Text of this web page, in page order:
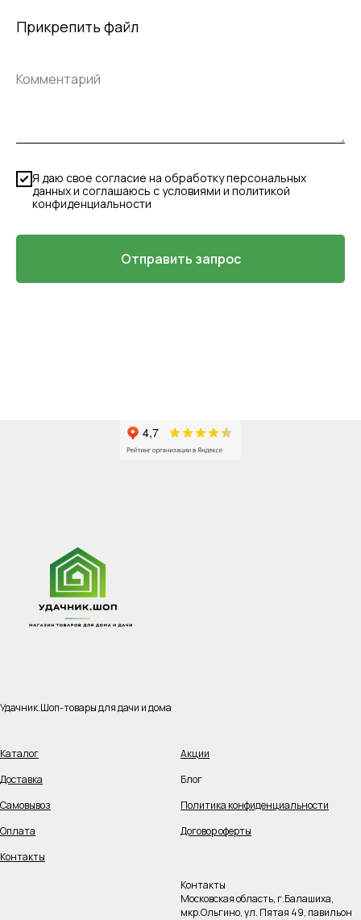
Прикрепить файл
Я даю свое согласие на обработку персональных
данных и соглашаюсь с условиями и политикой
конфиденциальности
Отправить запрос
Удачник.Шоп-товары для дачи и дома
Каталог
Доставка
Самовывоз
Оплата
Контакты
Акции
Блог
Политика конфиденциальности
Договор оферты
Контакты
Московская область, г.Балашиха,
мкр.Ольгино, ул. Пятая 49, павильон